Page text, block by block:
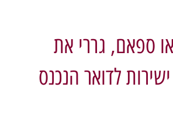
ספאם, גררי את
לדואר הנכנס